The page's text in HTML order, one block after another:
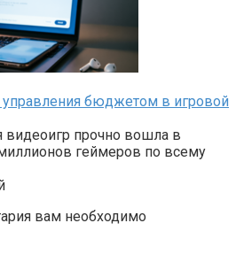
бюджетом в игровой
видеоигр прочно вошла в
геймеров по всему
вам необходимо